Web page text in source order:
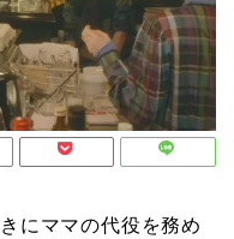
にママの代役を務め